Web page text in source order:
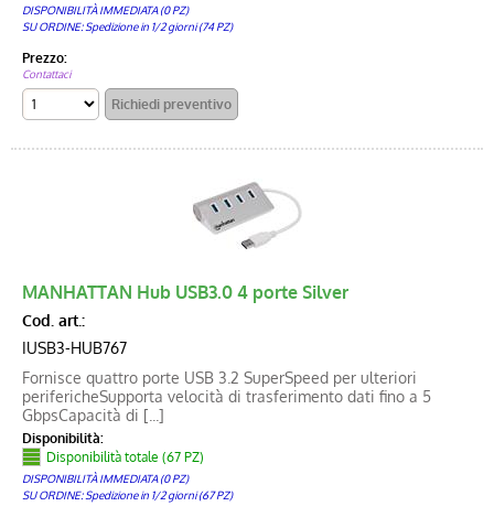
DISPONIBILITÀ IMMEDIATA (0 PZ)
SU ORDINE: Spedizione in 1/2 giorni (74 PZ)
Prezzo:
Contattaci
MANHATTAN Hub USB3.0 4 porte Silver
Cod. art.:
IUSB3-HUB767
Fornisce quattro porte USB 3.2 SuperSpeed per ulteriori
perifericheSupporta velocità di trasferimento dati fino a 5
GbpsCapacità di [...]
Disponibilità:
Disponibilità totale (67 PZ)
DISPONIBILITÀ IMMEDIATA (0 PZ)
SU ORDINE: Spedizione in 1/2 giorni (67 PZ)